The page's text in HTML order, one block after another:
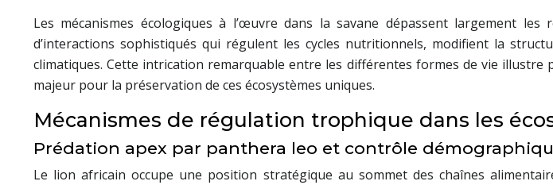
Les mécanismes écologiques à l’œuvre dans la savane dépassent largement
d’interactions sophistiqués qui régulent les cycles nutritionnels, modifient la
climatiques. Cette intrication remarquable entre les différentes formes de vie
majeur pour la préservation de ces écosystèmes uniques.
Mécanismes de régulation trophique dans les
Prédation apex par panthera leo et contrôle
Le lion africain occupe une position stratégique au sommet des chaînes